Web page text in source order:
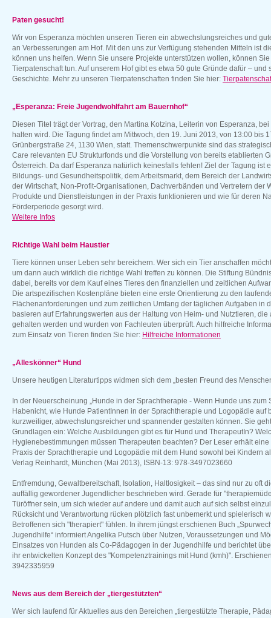
Paten gesucht!
Wir von Esperanza möchten unseren Tieren ein abwechslungsreiches und
an Verbesserungen am Hof. Mit den uns zur Verfügung stehenden Mitteln ist
können uns helfen. Wenn Sie unsere Projekte unterstützen wollen, können
Tierpatenschaft tun. Auf unserem Hof gibt es etwa 50 gute Gründe dafür –
Geschichte. Mehr zu unseren Tierpatenschaften finden Sie hier:
„Esperanza: Freie Jugendwohlfahrt am Bauernhof“
Diesen Titel trägt der Vortrag, den Martina Kotzina, Leiterin von Esperanza,
halten wird. Die Tagung findet am Mittwoch, den 19. Juni 2013, von 13:00 bis
Grünbergstraße 24, 1130 Wien, statt. Themenschwerpunkte sind das
Care relevanten EU Strukturfonds und die Vorstellung von bereits etablierten
Österreich. Da darf Esperanza natürlich keinesfalls fehlen! Ziel der Tagung ist
Bildungs- und Gesundheitspolitik, dem Arbeitsmarkt, dem Bereich der
der Wirtschaft, Non-Profit-Organisationen, Dachverbänden und Vertretern der
Produkte und Dienstleistungen in der Praxis funktionieren und wie für deren
Förderperiode gesorgt wird.
Weitere Infos
Richtige Wahl beim Haustier
Tiere können unser Leben sehr bereichern. Wer sich ein Tier anschaffen
um dann auch wirklich die richtige Wahl treffen zu können. Die Stiftung
dabei, bereits vor dem Kauf eines Tieres den finanziellen und zeitlichen
Die artspezifischen Kostenpläne bieten eine erste Orientierung zu den
Flächenanforderungen und zum zeitlichen Umfang der täglichen Aufgaben in
basieren auf Erfahrungswerten aus der Haltung von Heim- und Nutztieren,
gehalten werden und wurden von Fachleuten überprüft. Auch hilfreiche
zum Einsatz von Tieren finden Sie hier: Hilfreiche Informationen
„Alleskönner“ Hund
Unsere heutigen Literaturtipps widmen sich dem „besten Freund des
In der Neuerscheinung „Hunde in der Sprachtherapie - Wenn Hunde uns
Habenicht, wie Hunde PatientInnen in der Sprachtherapie und Logopädie
kurzweiliger, abwechslungsreicher und spannender gestalten können. Sie
Grundlagen ein: Welche Ausbildungen gibt es für Hund und TherapeutIn?
Hygienebestimmungen müssen Therapeuten beachten? Der Leser erhält
Praxis der Sprachtherapie und Logopädie mit dem Hund sowohl bei Kindern
Verlag Reinhardt, München (Mai 2013), ISBN-13: 978-3497023660
Entfremdung, Gewaltbereitschaft, Isolation, Haltlosigkeit – das sind nur zu oft
auffällig gewordener Jugendlicher beschrieben wird. Gerade für
Türöffner sein, um sich wieder auf andere und damit auch auf sich selbst
Rücksicht und Verantwortung rücken plötzlich fast unbemerkt und spielerisch
Betroffenen sich "therapiert" fühlen. In ihrem jüngst erschienen Buch
Jugendhilfe“ informiert Angelika Putsch über Nutzen, Voraussetzungen und
Einsatzes von Hunden als Co-Pädagogen in der Jugendhilfe und berichtet
ihr entwickelten Konzept des "Kompetenztrainings mit Hund (kmh)".
3942335959
News aus dem Bereich der „tiergestützten“
Wer sich laufend für Aktuelles aus den Bereichen „tiergestützte Therapie,